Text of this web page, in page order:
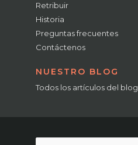
Retribuir
Historia
Preguntas frecuentes
Contáctenos
NUESTRO BLOG
Todos los artículos del blog